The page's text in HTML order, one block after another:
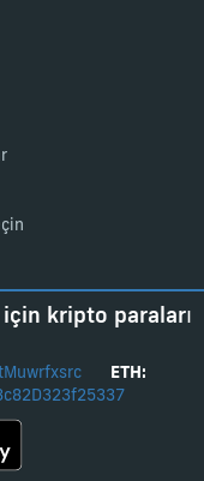
kripto paraları
ETH: